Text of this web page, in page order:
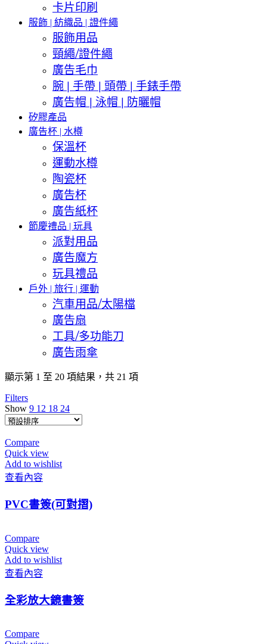
卡片印刷
服飾 | 紡織品 | 證件繩
服飾用品
頸繩/證件繩
廣告毛巾
腕 | 手帶 | 頭帶 | 手錶手帶
廣告帽 | 泳帽 | 防曬帽
矽膠產品
廣告杯 | 水樽
保溫杯
運動水樽
陶瓷杯
廣告杯
廣告紙杯
節慶禮品 | 玩具
派對用品
廣告魔方
玩具禮品
戶外 | 旅行 | 運動
汽車用品/太陽檔
廣告扇
工具/多功能刀
廣告雨傘
顯示第 1 至 20 項結果，共 21 項
Filters
Show 9 12 18 24
Compare
Quick view
Add to wishlist
查看內容
PVC書簽(可對摺)
Compare
Quick view
Add to wishlist
查看內容
全彩放大鏡書簽
Compare